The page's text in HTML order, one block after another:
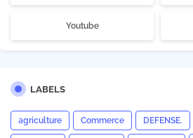
Youtube
LABELS
agriculture Commerce DEFENSE.